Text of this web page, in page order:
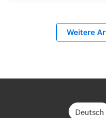
Weitere
Deutsch